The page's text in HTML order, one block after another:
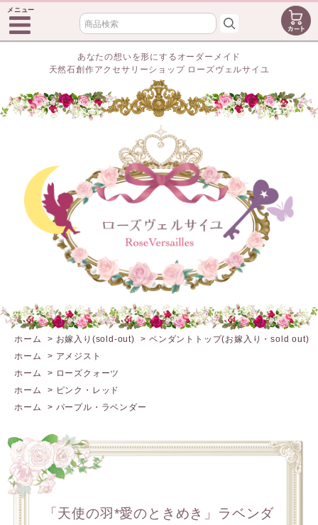
メニュー
あなたの想いを形にするオーダーメイド
天然石創作アクセサリーショップ ローズヴェルサイユ
ホーム > お嫁入り(sold-out) >ペンダントトップ(お嫁入り・sold out)
ホーム
> アメジスト
ホーム
> ローズクォーツ
ホーム
> ピンク・レッド
ホーム
> パープル・ラベンダー
「天使の羽*愛のときめき」ラベンダ